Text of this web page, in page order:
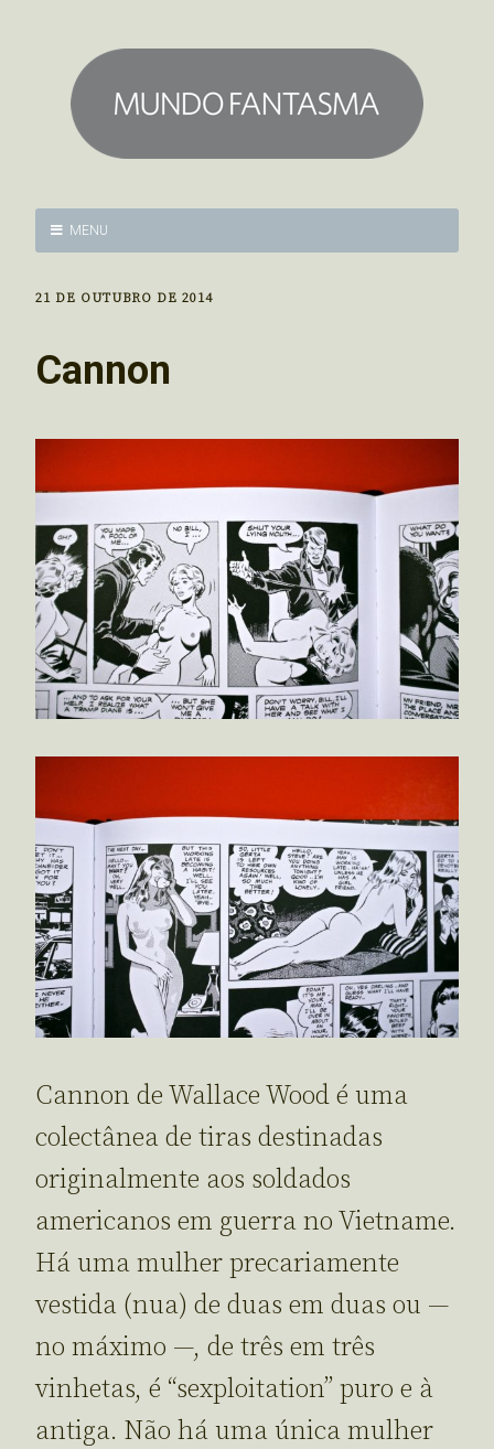
MENU
21 DE OUTUBRO DE 2014
Cannon
Cannon de Wallace Wood é uma
colectânea de tiras destinadas
originalmente aos soldados
americanos em guerra no Vietname.
Há uma mulher precariamente
vestida (nua) de duas em duas ou —
no máximo —, de três em três
vinhetas, é “sexploitation” puro e à
antiga. Não há uma única mulher